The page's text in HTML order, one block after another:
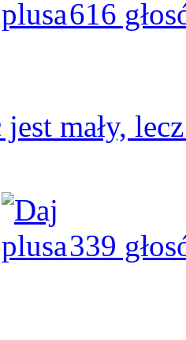
616
jest mały,
339